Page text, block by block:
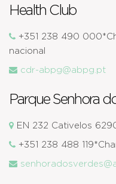
Health Club
+351 238 490
nacional
cdr-abpg@abpg.pt
Parque Senhora
EN 232 Cativelos
+351 238 488